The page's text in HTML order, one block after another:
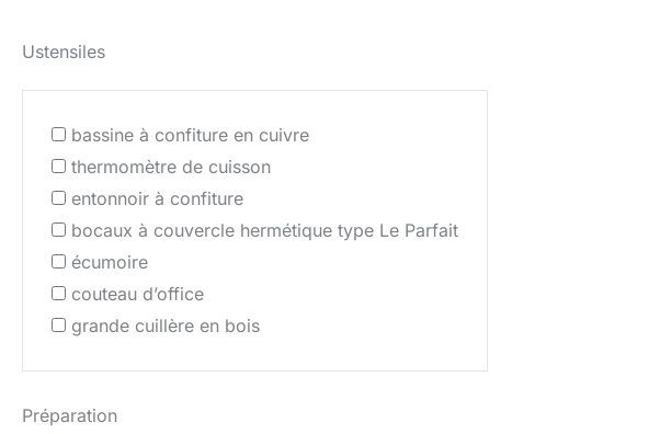
Ustensiles
bassine à confiture en cuivre
thermomètre de cuisson
entonnoir à confiture
bocaux à couvercle hermétique type Le Parfait
écumoire
couteau d’office
grande cuillère en bois
Préparation